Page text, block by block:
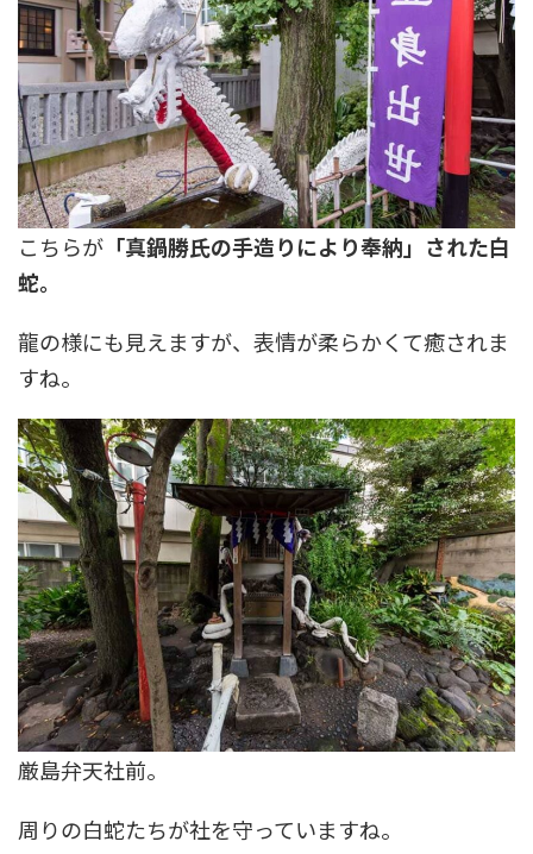
こちらが 「真鍋勝氏の手造りにより奉納」された白
蛇。
龍の様にも見えますが、表情が柔らかくて癒されま
すね。
厳島弁天社前。
周りの白蛇たちが社を守っていますね。